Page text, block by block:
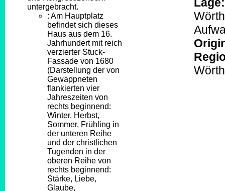
untergebracht.
: Am Hauptplatz
befindet sich dieses
Haus aus dem 16.
Jahrhundert mit reich
verzierter Stuck-
Fassade von 1680
(Darstellung der von
Gewappneten
flankierten vier
Jahreszeiten von
rechts beginnend:
Winter, Herbst,
Sommer, Frühling in
der unteren Reihe
und der christlichen
Tugenden in der
oberen Reihe von
rechts beginnend:
Stärke, Liebe,
Glaube,